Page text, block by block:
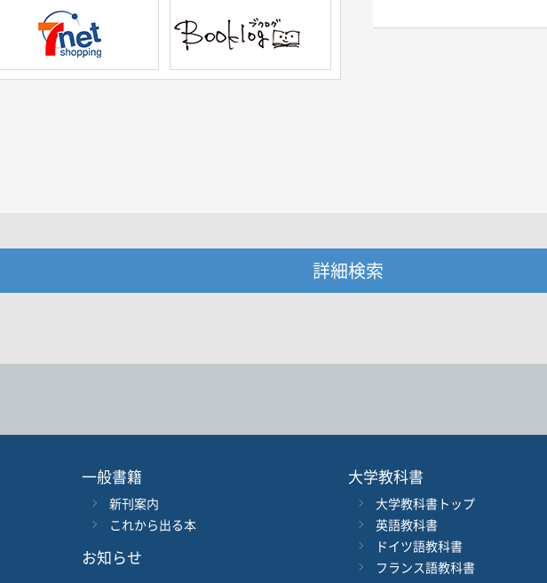
詳細検索
レベル 発行年月
- 付加情報
一般書籍
新刊案内
これから出る本
お知らせ
大学教科書
大学教科書トップ
英語教科書
ドイツ語教科書
フランス語教科書